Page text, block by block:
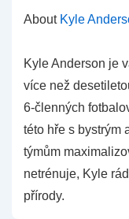
About Kyle
Kyle Anderson je
více než
6-členných
této hře s bystrým
týmům
netrénuje, Kyle
přírody.